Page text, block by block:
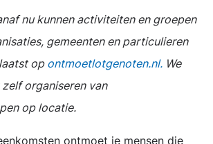
nu kunnen activiteiten en groepen
gemeenten en particulieren
op ontmoetlotgenoten.nl. We
organiseren van
op locatie.
ontmoet je mensen die